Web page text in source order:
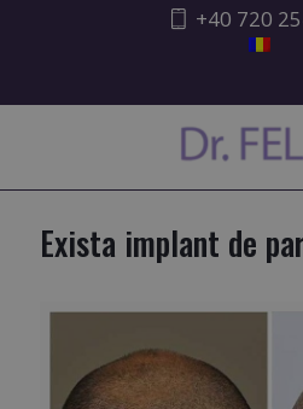
+40 720
Exista implant de